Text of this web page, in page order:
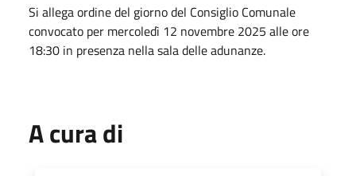
Si allega ordine del giorno del Consiglio Comunale
convocato per mercoledì 12 novembre 2025 alle ore
18:30 in presenza nella sala delle adunanze.
A cura di